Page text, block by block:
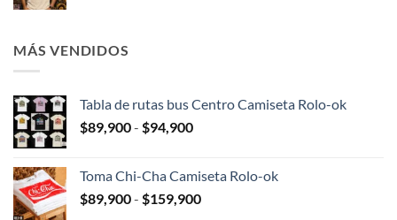
MÁS VENDIDOS
Tabla de rutas bus Centro Camiseta Rolo-ok
$89,900- $94,900Rango
desde
$89,900
Toma Chi-Cha Camiseta Rolo-ok
$89,900- $159,900Rango